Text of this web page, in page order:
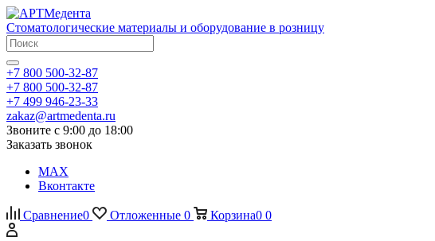
Стоматологические материалы и оборудование в розницу
+7 800 500-32-87
+7 800 500-32-87
+7 499 946-23-33
zakaz@artmedenta.ru
Звоните с 9:00 до 18:00
Заказать звонок
MAX
Вконтакте
Сравнение0 Отложенные 0 Корзина0 0